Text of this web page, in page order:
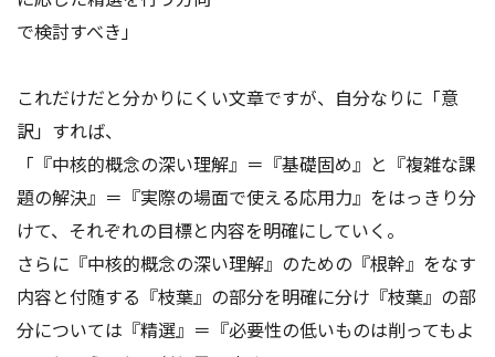
で検討すべき」
これだけだと分かりにくい文章ですが、自分なりに「意
訳」すれば、
「『中核的概念の深い理解』＝『基礎固め』と『複雑な課
題の解決』＝『実際の場面で使える応用力』をはっきり分
けて、それぞれの目標と内容を明確にしていく。
さらに『中核的概念の深い理解』のための『根幹』をなす
内容と付随する『枝葉』の部分を明確に分け『枝葉』の部
分については『精選』＝『必要性の低いものは削ってもよ